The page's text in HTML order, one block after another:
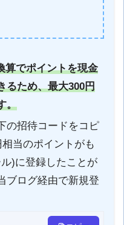
算でポイントを現金
るため、最大300円
。
の招待コードをコピ
当のポイントがも
)に登録したことが
ブログ経由で新規登